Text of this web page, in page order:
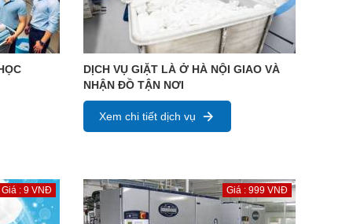
DỊCH VỤ GIẶT LÀ Ở HÀ NỘI GIAO VÀ
NHẬN ĐỒ TẬN NƠI
Xem chi tiết dịch vụ
Giá : 9 VNĐ Giá : 999 VNĐ